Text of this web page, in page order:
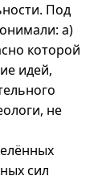
Под
а)
которой
идей,
не
сил